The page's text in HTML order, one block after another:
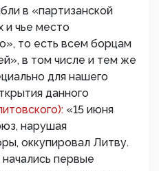
в «партизанской
и чье место
то есть всем борцам
в том числе и тем же
для нашего
данного
«15 июня
нарушая
оккупировал Литву.
первые